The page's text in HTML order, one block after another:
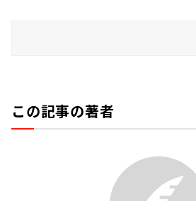
この記事の著者